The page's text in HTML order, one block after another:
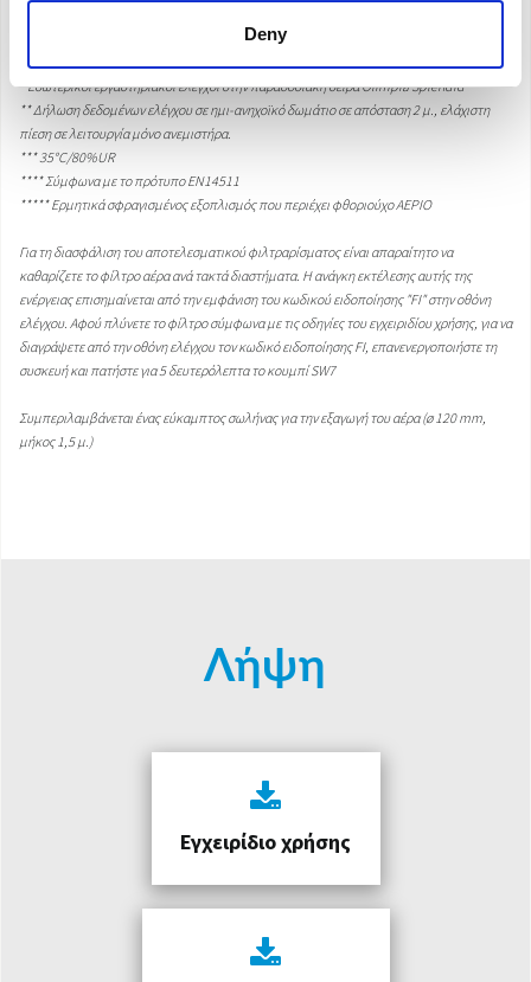
Deny
ανεμιστήρα. Super cool.
* Εσωτερικοί εργαστηριακοί έλεγχοι στην παραδοσιακή σειρά Olimpia Splendid
** Δήλωση δεδομένων ελέγχου σε ημι-ανηχοϊκό δωμάτιο σε απόσταση 2 μ., ελάχιστη
πίεση σε λειτουργία μόνο ανεμιστήρα.
*** 35°C/80%UR
**** Σύμφωνα με το πρότυπο EN14511
***** Ερμητικά σφραγισμένος εξοπλισμός που περιέχει φθοριούχο ΑΕΡΙΟ
Για τη διασφάλιση του αποτελεσματικού φιλτραρίσματος είναι απαραίτητο να
καθαρίζετε το φίλτρο αέρα ανά τακτά διαστήματα. Η ανάγκη εκτέλεσης αυτής της
ενέργειας επισημαίνεται από την εμφάνιση του κωδικού ειδοποίησης "FI" στην οθόνη
ελέγχου. Αφού πλύνετε το φίλτρο σύμφωνα με τις οδηγίες του εγχειριδίου χρήσης, για να
διαγράψετε από την οθόνη ελέγχου τον κωδικό ειδοποίησης FI, επανενεργοποιήστε τη
συσκευή και πατήστε για 5 δευτερόλεπτα το κουμπί SW7
Συμπεριλαμβάνεται ένας εύκαμπτος σωλήνας για την εξαγωγή του αέρα (ø 120 mm,
μήκος 1,5 μ.)
Λήψη
Εγχειρίδιο χρήσης